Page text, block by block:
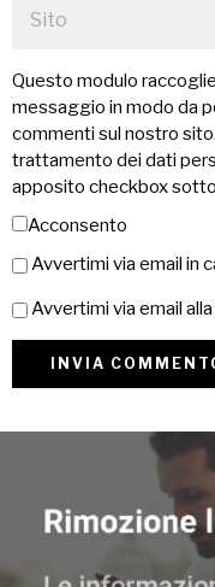
Questo modulo
messaggio in modo da
commenti sul nostro
trattamento dei dati
apposito checkbox
Acconsento
Avvertimi via email in
Avvertimi via email